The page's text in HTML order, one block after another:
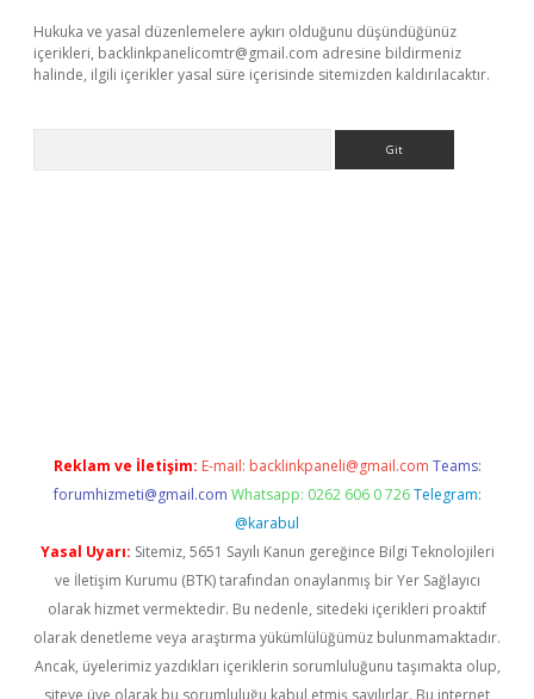
Hukuka ve yasal düzenlemelere aykırı olduğunu düşündüğünüz
içerikleri, backlinkpanelicomtr@gmail.com adresine bildirmeniz
halinde, ilgili içerikler yasal süre içerisinde sitemizden kaldırılacaktır.
Reklam ve İletişim: E-mail: backlinkpaneli@gmail.com Teams:
forumhizmeti@gmail.com Whatsapp: 0262 606 0 726 Telegram:
@karabul
Yasal Uyarı: Sitemiz, 5651 Sayılı Kanun gereğince Bilgi Teknolojileri
ve İletişim Kurumu (BTK) tarafından onaylanmış bir Yer Sağlayıcı
olarak hizmet vermektedir. Bu nedenle, sitedeki içerikleri proaktif
olarak denetleme veya araştırma yükümlülüğümüz bulunmamaktadır.
Ancak, üyelerimiz yazdıkları içeriklerin sorumluluğunu taşımakta olup,
siteye üye olarak bu sorumluluğu kabul etmiş sayılırlar. Bu internet